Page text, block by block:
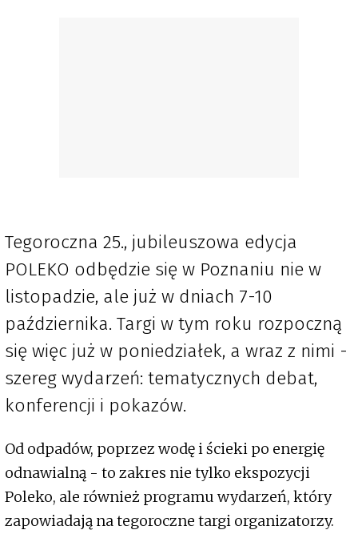
Tegoroczna 25., jubileuszowa edycja
POLEKO odbędzie się w Poznaniu nie w
listopadzie, ale już w dniach 7-10
października. Targi w tym roku rozpoczną
się więc już w poniedziałek, a wraz z nimi -
szereg wydarzeń: tematycznych debat,
konferencji i pokazów.
Od odpadów, poprzez wodę i ścieki po energię
odnawialną - to zakres nie tylko ekspozycji
Poleko, ale również programu wydarzeń, który
zapowiadają na tegoroczne targi organizatorzy.